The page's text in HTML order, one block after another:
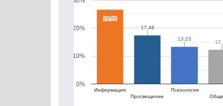
Информация
Просвещение
Психология
0%
10%
20%
26.56
26.56
17.48
17.48
13.23
13.23